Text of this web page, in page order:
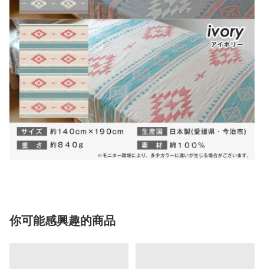
你可能感興趣的商品